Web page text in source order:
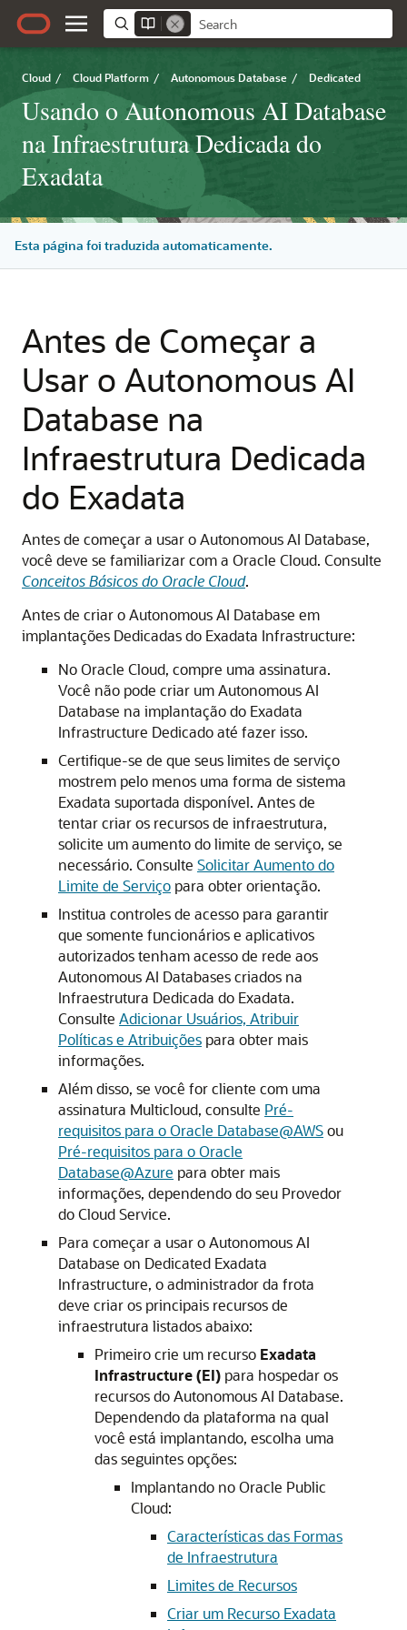
Cloud / Cloud Platform / Autonomous Database / Dedicated
Usando o Autonomous AI Database
na Infraestrutura Dedicada do
Exadata
Esta página foi traduzida automaticamente.
Antes de Começar a
Usar o Autonomous AI
Database na
Infraestrutura Dedicada
do Exadata
Antes de começar a usar o Autonomous AI Database,
você deve se familiarizar com a Oracle Cloud. Consulte
Conceitos Básicos do Oracle Cloud.
Antes de criar o Autonomous AI Database em
implantações Dedicadas do Exadata Infrastructure:
No Oracle Cloud, compre uma assinatura.
Você não pode criar um Autonomous AI
Database na implantação do Exadata
Infrastructure Dedicado até fazer isso.
Certifique-se de que seus limites de serviço
mostrem pelo menos uma forma de sistema
Exadata suportada disponível. Antes de
tentar criar os recursos de infraestrutura,
solicite um aumento do limite de serviço, se
necessário. Consulte Solicitar Aumento do
Limite de Serviço para obter orientação.
Institua controles de acesso para garantir
que somente funcionários e aplicativos
autorizados tenham acesso de rede aos
Autonomous AI Databases criados na
Infraestrutura Dedicada do Exadata.
Consulte Adicionar Usuários, Atribuir
Políticas e Atribuições para obter mais
informações.
Além disso, se você for cliente com uma
assinatura Multicloud, consulte Pré-
requisitos para o Oracle Database@AWSou
Pré-requisitos para o Oracle
Database@Azure para obter mais
informações, dependendo do seu Provedor
do Cloud Service.
Para começar a usar o Autonomous AI
Database on Dedicated Exadata
Infrastructure, o administrador da frota
deve criar os principais recursos de
infraestrutura listados abaixo:
Primeiro crie um recurso Exadata
Infrastructure (EI) para hospedar os
recursos do Autonomous AI Database.
Dependendo da plataforma na qual
você está implantando, escolha uma
das seguintes opções:
Implantando no Oracle Public
Cloud:
Características das Formas
de Infraestrutura
Limites de Recursos
Criar um Recurso Exadata